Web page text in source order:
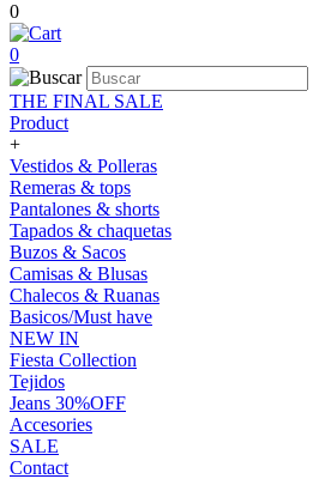
0
0
THE FINAL SALE
Product
+
Vestidos & Polleras
Remeras & tops
Pantalones & shorts
Tapados & chaquetas
Buzos & Sacos
Camisas & Blusas
Chalecos & Ruanas
Basicos/Must have
NEW IN
Fiesta Collection
Tejidos
Jeans 30%OFF
Accesories
SALE
Contact